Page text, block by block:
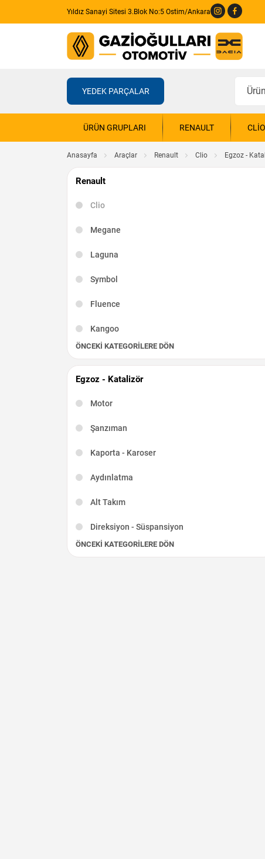
Yıldız Sanayi Sitesi 3.Blok No:5 Ostim/Ankara
YEDEK PARÇALAR
ÜRÜN GRUPLARI RENAULT CLIO
Anasayfa Araçlar Renault Clio Egzoz -
Renault
Clio
Megane
Laguna
Symbol
Fluence
Kangoo
Scenic
R19
Kadjar
Talisman
Latitude
Taliant
ÖNCEKI KATEGORILERE DÖN
Egzoz - Katalizör
Motor
Şanzıman
Kaporta - Karoser
Aydınlatma
Alt Takım
Direksiyon - Süspansiyon
ÖNCEKI KATEGORILERE DÖN